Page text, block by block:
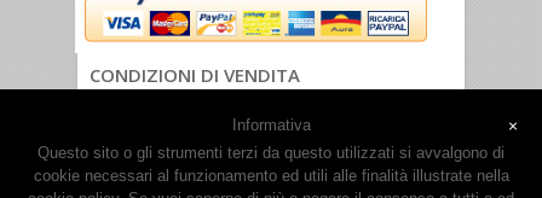
CONDIZIONI DI VENDITA
×
Informativa
Questo sito o gli strumenti terzi da questo utilizzati si avvalgono di
cookie necessari al funzionamento ed utili alle finalità illustrate nella